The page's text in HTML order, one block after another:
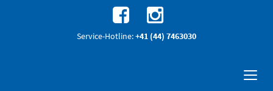
Service-Hotline:+41 (44) 7463030